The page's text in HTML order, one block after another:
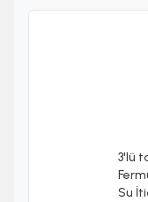
3'lü
Su